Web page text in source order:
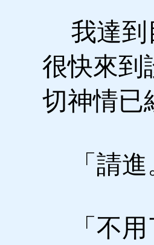
我達到
很快來到
切神情已
「請進
「不用